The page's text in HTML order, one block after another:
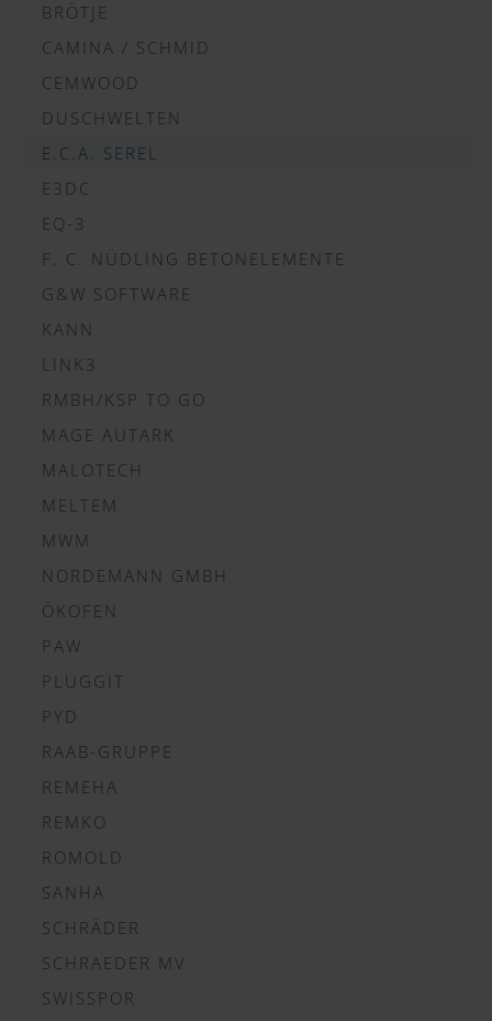
BRÖTJE
CAMINA / SCHMID
CEMWOOD
DUSCHWELTEN
E.C.A. SEREL
E3DC
EQ-3
F. C. NÜDLING BETONELEMENTE
G&W SOFTWARE
KANN
LINK3
RMBH/KSP TO GO
MAGE AUTARK
MALOTECH
MELTEM
MWM
NORDEMANN GMBH
ÖKOFEN
PAW
PLUGGIT
PYD
RAAB-GRUPPE
REMEHA
REMKO
ROMOLD
SANHA
SCHRÄDER
SCHRAEDER MV
SWISSPOR